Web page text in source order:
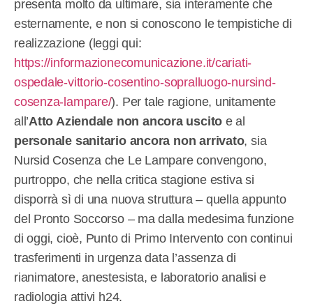
presenta molto da ultimare, sia interamente che
esternamente, e non si conoscono le tempistiche di
realizzazione (leggi qui:
https://informazionecomunicazione.it/cariati-
ospedale-vittorio-cosentino-sopralluogo-nursind-
cosenza-lampare/). Per tale ragione, unitamente
all’Atto Aziendale non ancora uscito e al
personale sanitario ancora non arrivato, sia
Nursid Cosenza che Le Lampare convengono,
purtroppo, che nella critica stagione estiva si
disporrà sì di una nuova struttura – quella appunto
del Pronto Soccorso – ma dalla medesima funzione
di oggi, cioè, Punto di Primo Intervento con continui
trasferimenti in urgenza data l’assenza di
rianimatore, anestesista, e laboratorio analisi e
radiologia attivi h24.